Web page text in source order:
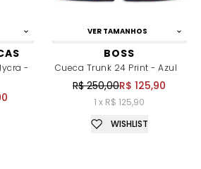
-
VER TAMANHOS
BOSS
Cueca Trunk 24 Print - Azul
R$ 250,00R$ 125,90
1 x R$ 125,90
WISHLIST